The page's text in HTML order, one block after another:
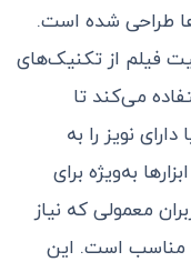
طراحی شده است.
فیلم از تکنیک‌های
می‌کند تا
نویز را به
به‌ویژه برای
معمولی که نیاز
مناسب است. این